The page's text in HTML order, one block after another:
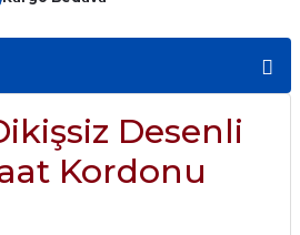
Desenli
Kordonu